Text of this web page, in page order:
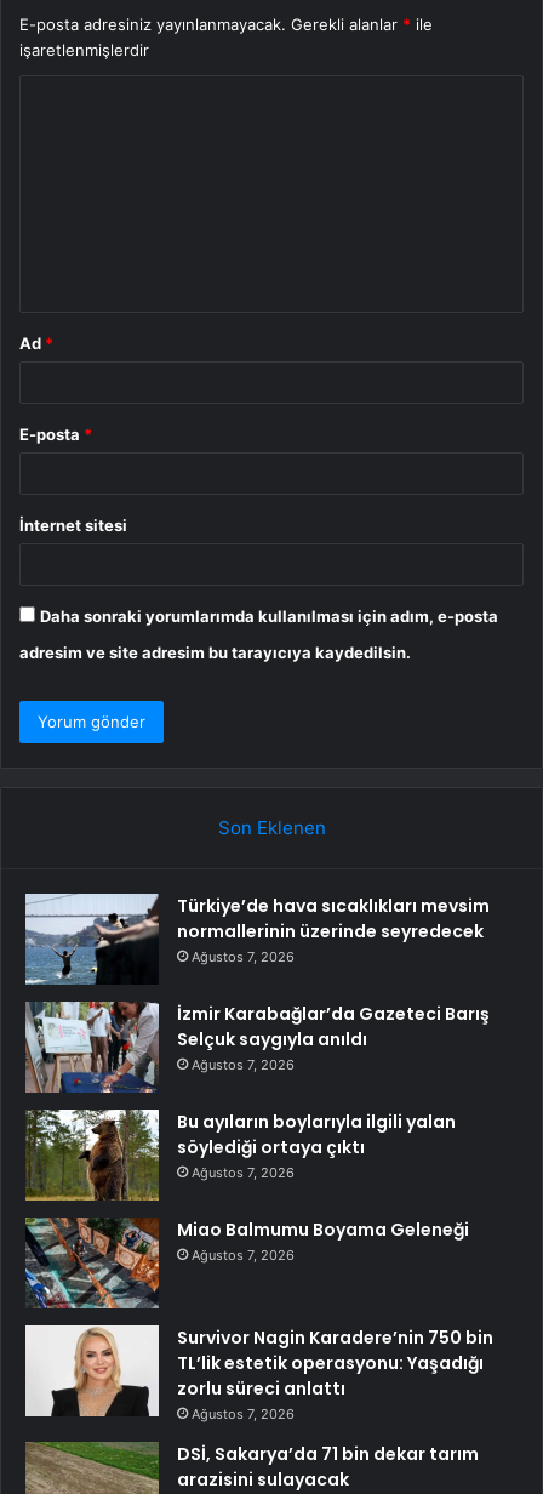
E-posta adresiniz yayınlanmayacak. Gerekli alanlar * ile
işaretlenmişlerdir
Ad *
E-posta *
İnternet sitesi
Daha sonraki yorumlarımda kullanılması için adım, e-posta
adresim ve site adresim bu tarayıcıya kaydedilsin.
Son Eklenen
Türkiye’de hava sıcaklıkları mevsim
normallerinin üzerinde seyredecek
Ağustos 7, 2026
İzmir Karabağlar’da Gazeteci Barış
Selçuk saygıyla anıldı
Ağustos 7, 2026
Bu ayıların boylarıyla ilgili yalan
söylediği ortaya çıktı
Ağustos 7, 2026
Miao Balmumu Boyama Geleneği
Ağustos 7, 2026
Survivor Nagin Karadere’nin 750 bin
TL’lik estetik operasyonu: Yaşadığı
zorlu süreci anlattı
Ağustos 7, 2026
DSİ, Sakarya’da 71 bin dekar tarım
arazisini sulayacak